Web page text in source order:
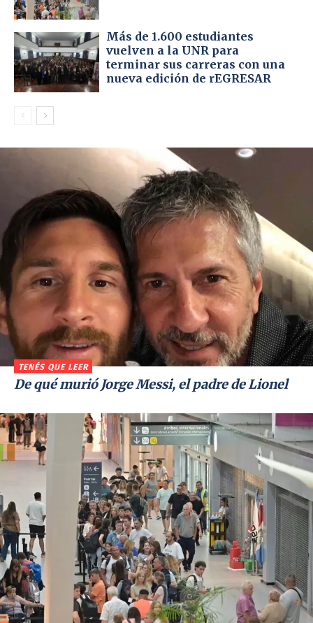
Más de 1.600 estudiantes
vuelven a la UNR para
terminar sus carreras con una
nueva edición de rEGRESAR
TENÉS QUE LEER
De qué murió Jorge Messi, el padre de Lionel